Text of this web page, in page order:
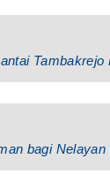
bagi Nelayan